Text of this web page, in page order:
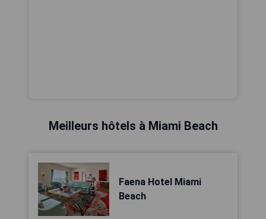
Meilleurs hôtels à Miami Beach
Faena Hotel Miami
Beach